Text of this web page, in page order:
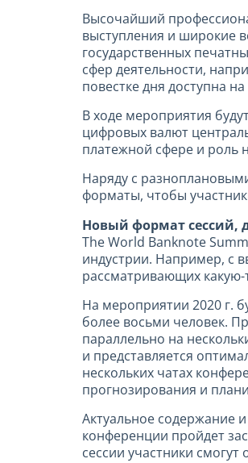
Высочайший
выступления и широкие
государственных
сфер деятельности,
повестке дня доступна
В ходе мероприятия
цифровых валют
платежной сфере и роль
Наряду с
форматы, чтобы
Новый формат сессий,
The World Banknote
индустрии. Например, с
рассматривающих какую-
На мероприятии 2020 г.
более восьми человек.
параллельно на
и представляется
нескольких чатах
прогнозирования и
Актуальное содержание
конференции пройдет
сессии участники